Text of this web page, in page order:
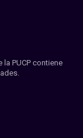
la PUCP contiene